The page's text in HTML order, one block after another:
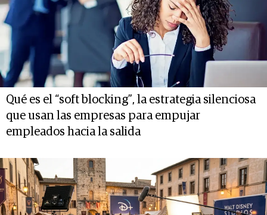
Qué es el “soft blocking”, la estrategia silenciosa
que usan las empresas para empujar
empleados hacia la salida